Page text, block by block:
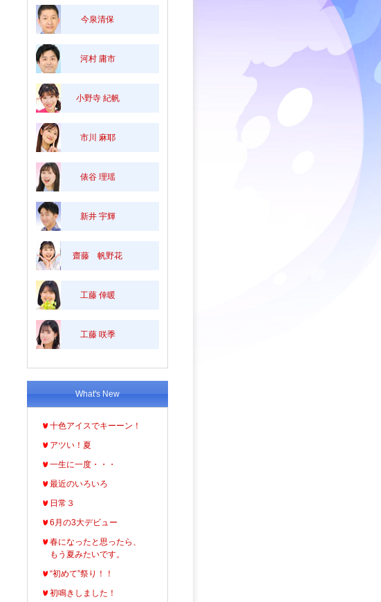
今泉清保
河村 庸市
小野寺 紀帆
市川 麻耶
俵谷 理瑶
新井 宇輝
齋藤 帆野花
工藤 倖暖
工藤 咲季
What's New
十色アイスでキーーン！
アツい！夏
一生に一度・・・
最近のいろいろ
日常３
6月の3大デビュー
春になったと思ったら、
もう夏みたいです。
“初めて”祭り！！
初鳴きしました！